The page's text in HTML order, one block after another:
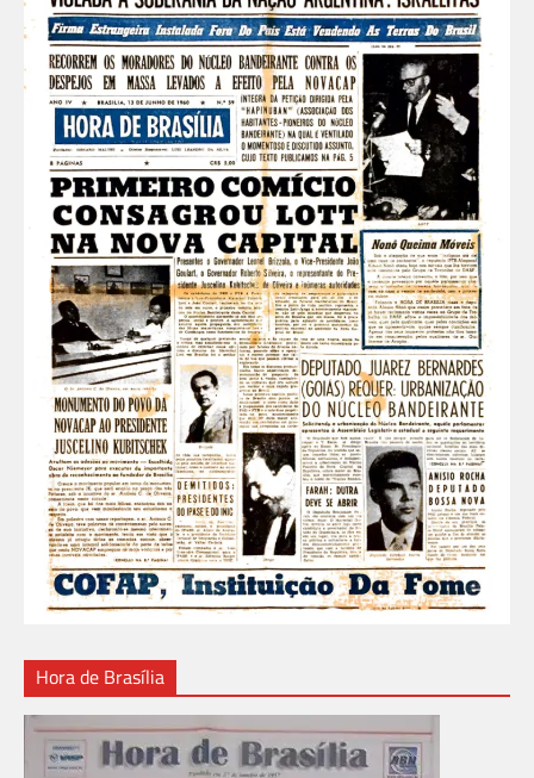
Hora de Brasília